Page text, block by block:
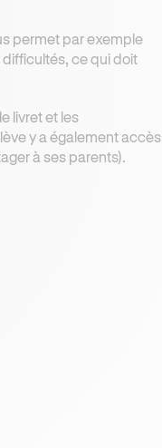
permet par exemple
difficultés, ce qui doit
livret et les
y a également accès
à ses parents).